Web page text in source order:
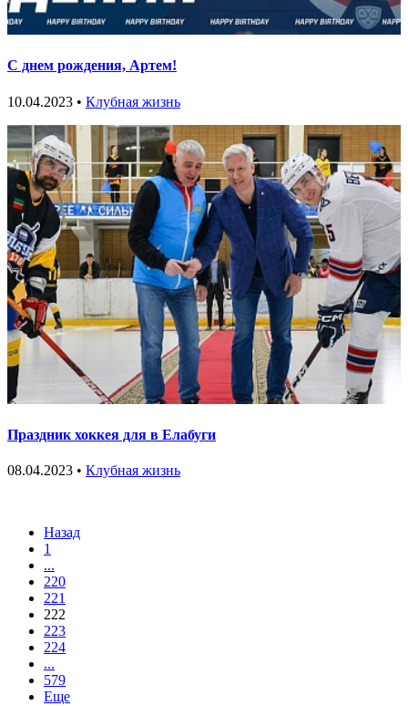
С днем рождения, Артем!
10.04.2023 • Клубная жизнь
Праздник хоккея для в Елабуги
08.04.2023 • Клубная жизнь
Назад
1
...
220
221
222
223
224
...
579
Еще